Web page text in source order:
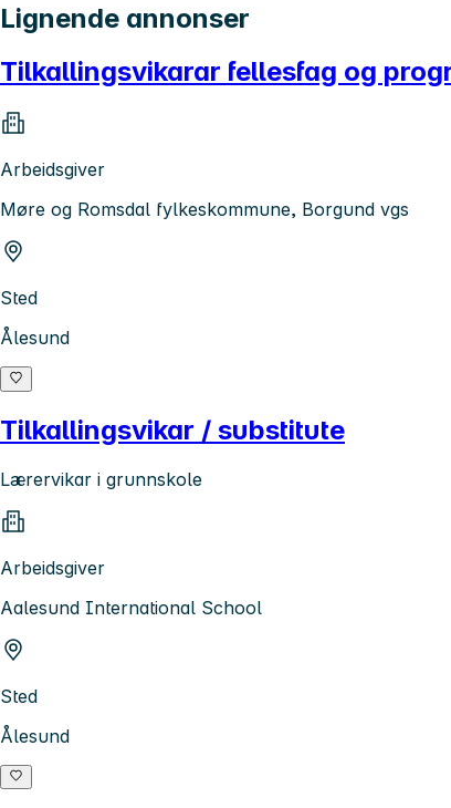
Lignende annonser
Tilkallingsvikarar fellesfag og
Arbeidsgiver
Møre og Romsdal fylkeskommune, Borgund vgs
Sted
Ålesund
Tilkallingsvikar / substitute
Lærervikar i grunnskole
Arbeidsgiver
Aalesund International School
Sted
Ålesund